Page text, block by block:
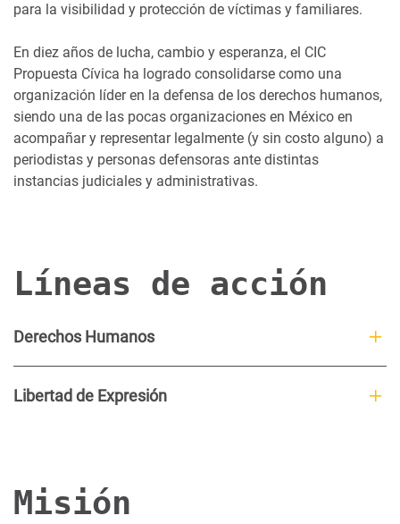
para la visibilidad y protección de víctimas y familiares.
En diez años de lucha, cambio y esperanza, el CIC
Propuesta Cívica ha logrado consolidarse como una
organización líder en la defensa de los derechos humanos,
siendo una de las pocas organizaciones en México en
acompañar y representar legalmente (y sin costo alguno) a
periodistas y personas defensoras ante distintas
instancias judiciales y administrativas.
Líneas de acción
Derechos Humanos
Libertad de Expresión
Misión